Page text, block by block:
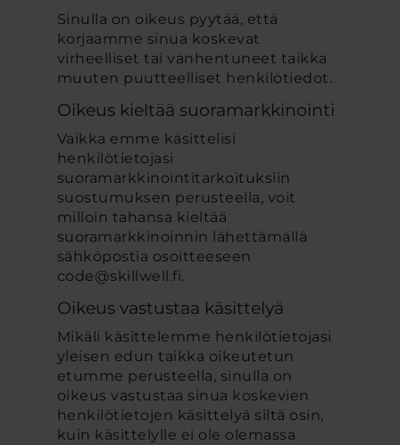
Sinulla on oikeus pyytää, että
korjaamme sinua koskevat
virheelliset tai vanhentuneet taikka
muuten puutteelliset henkilötiedot.
Oikeus kieltää suoramarkkinointi
Vaikka emme käsittelisi
henkilötietojasi
suoramarkkinointitarkoituksiin
suostumuksen perusteella, voit
milloin tahansa kieltää
suoramarkkinoinnin lähettämällä
sähköpostia osoitteeseen
code@skillwell.fi.
Oikeus vastustaa käsittelyä
Mikäli käsittelemme henkilötietojasi
yleisen edun taikka oikeutetun
etumme perusteella, sinulla on
oikeus vastustaa sinua koskevien
henkilötietojen käsittelyä siltä osin,
kuin käsittelylle ei ole olemassa